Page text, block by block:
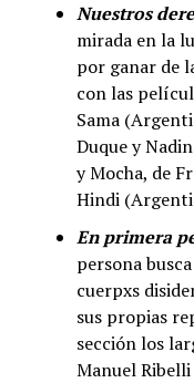
Nuestros
mirada en la
por ganar de
con las
Sama
Duque y
y Mocha, de
Hindi
En primera
persona
cuerpxs
sus propias
sección los
Manuel